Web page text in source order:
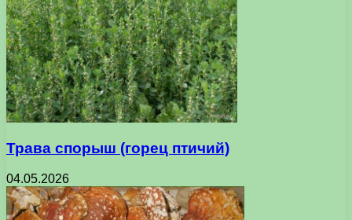
Трава спорыш (горец птичий)
04.05.2026